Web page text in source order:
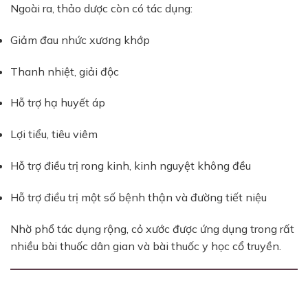
Ngoài ra, thảo dược còn có tác dụng:
Giảm đau nhức xương khớp
Thanh nhiệt, giải độc
Hỗ trợ hạ huyết áp
Lợi tiểu, tiêu viêm
Hỗ trợ điều trị rong kinh, kinh nguyệt không đều
Hỗ trợ điều trị một số bệnh thận và đường tiết niệu
Nhờ phổ tác dụng rộng, cỏ xước được ứng dụng trong rất
nhiều bài thuốc dân gian và bài thuốc y học cổ truyền.